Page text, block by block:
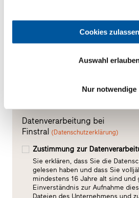
Cookies zulassen
Auswahl
Nur notwendige
Datenverarbeitung bei
Finstral (Datenschutzerklärung)
Zustimmung zur
Sie erklären, dass Sie die
gelesen haben und dass Sie
mindestens 16 Jahre alt sind und
Einverständnis zur Aufnahme